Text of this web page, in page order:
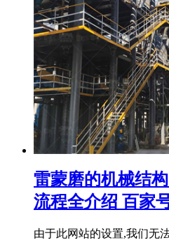
雷蒙磨的机械结
流程全介绍 百家
由于此网站的设置,我们无